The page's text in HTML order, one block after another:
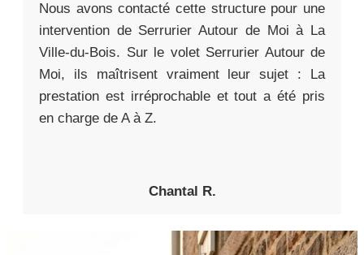
Nous avons contacté cette structure pour une
intervention de Serrurier Autour de Moi à La
Ville-du-Bois. Sur le volet Serrurier Autour de
Moi, ils maîtrisent vraiment leur sujet : La
prestation est irréprochable et tout a été pris
en charge de A à Z.
Chantal R.